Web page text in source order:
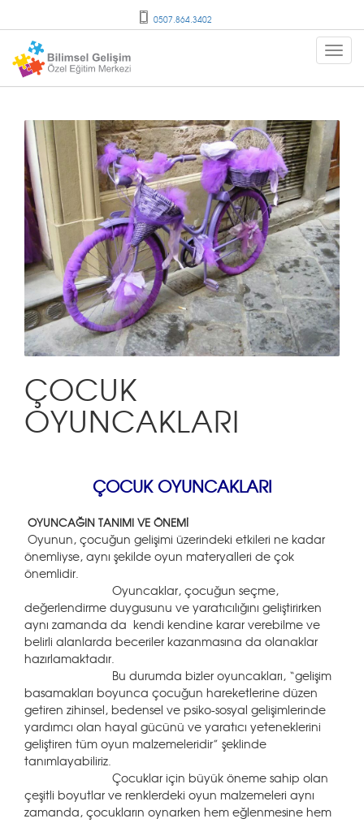
0507.864.3402
ÇOCUK
OYUNCAKLARI
ÇOCUK OYUNCAKLARI
OYUNCAĞIN TANIMI VE ÖNEMİ
Oyunun, çocuğun gelişimi üzerindeki etkileri ne kadar
önemliyse, aynı şekilde oyun materyalleri de çok
önemlidir.
Oyuncaklar, çocuğun seçme,
değerlendirme duygusunu ve yaratıcılığını geliştirirken
aynı zamanda da kendi kendine karar verebilme ve
belirli alanlarda beceriler kazanmasına da olanaklar
hazırlamaktadır.
Bu durumda bizler oyuncakları, “gelişim
basamakları boyunca çocuğun hareketlerine düzen
getiren zihinsel, bedensel ve psiko-sosyal gelişimlerinde
yardımcı olan hayal gücünü ve yaratıcı yeteneklerini
geliştiren tüm oyun malzemeleridir” şeklinde
tanımlayabiliriz.
Çocuklar için büyük öneme sahip olan
çeşitli boyutlar ve renklerdeki oyun malzemeleri aynı
zamanda, çocukların oynarken hem eğlenmesine hem